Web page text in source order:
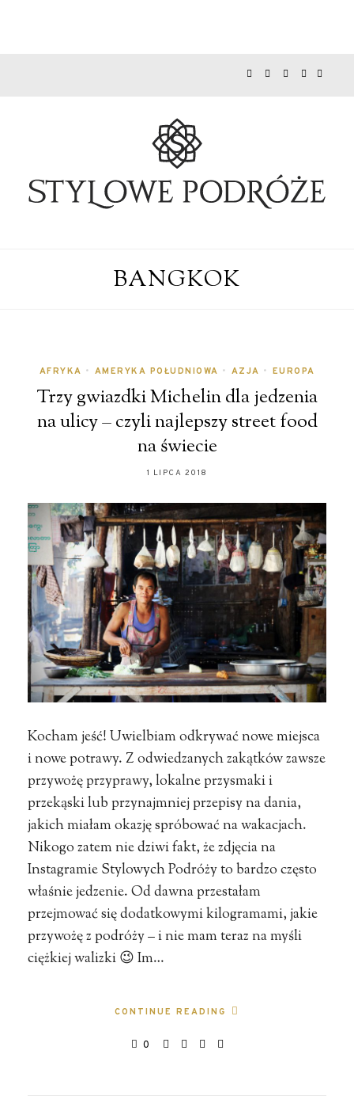
BANGKOK
AFRYKA • AMERYKA POŁUDNIOWA • AZJA • EUROPA
Trzy gwiazdki Michelin dla jedzenia
na ulicy – czyli najlepszy street food
na świecie
1 LIPCA 2018
Kocham jeść! Uwielbiam odkrywać nowe miejsca
i nowe potrawy. Z odwiedzanych zakątków zawsze
przywożę przyprawy, lokalne przysmaki i
przekąski lub przynajmniej przepisy na dania,
jakich miałam okazję spróbować na wakacjach.
Nikogo zatem nie dziwi fakt, że zdjęcia na
Instagramie Stylowych Podróży to bardzo często
właśnie jedzenie. Od dawna przestałam
przejmować się dodatkowymi kilogramami, jakie
przywożę z podróży – i nie mam teraz na myśli
ciężkiej walizki 😉 Im…
CONTINUE READING
0